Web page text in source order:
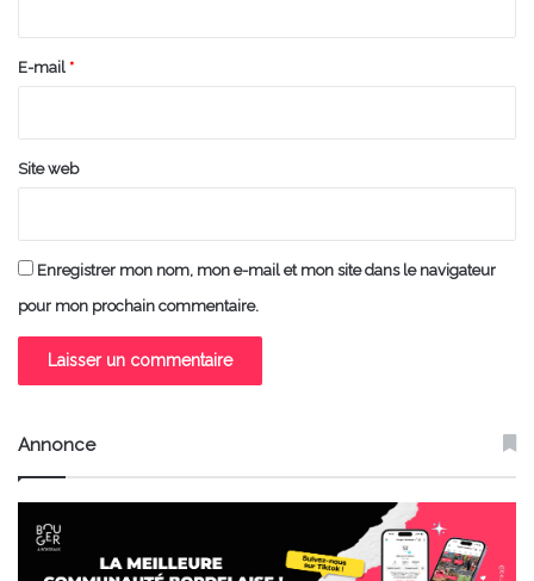
e
E-mail *
Site web
Enregistrer mon nom, mon e-mail et mon site dans le navigateur
pour mon prochain commentaire.
Annonce